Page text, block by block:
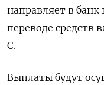
направляет в
переводе средств
С.
Выплаты будут